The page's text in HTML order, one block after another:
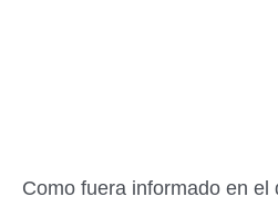
Como fuera informado en el